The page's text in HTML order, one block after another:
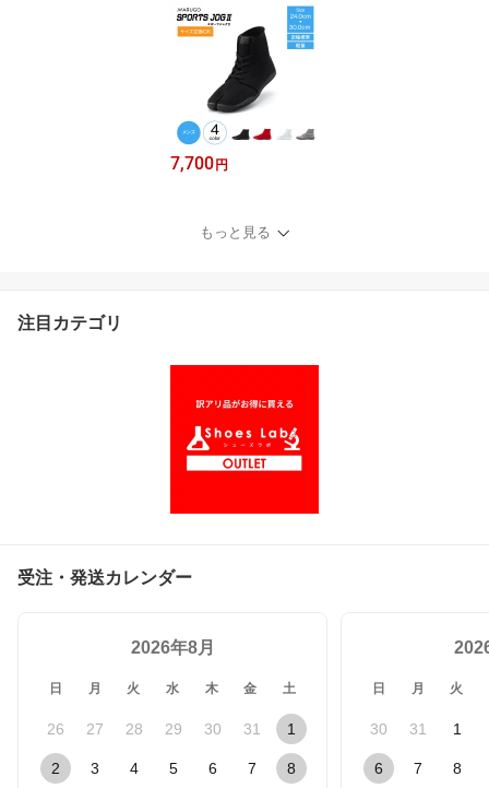
7,700 円
もっと見る
注目カテゴリ
受注・発送カレンダー
2026年8月
日 月 火 水 木 金 土
26 27 28 29 30 31 1
2 3 4 5 6 7 8
日 月 火
30 31 1
6 7 8